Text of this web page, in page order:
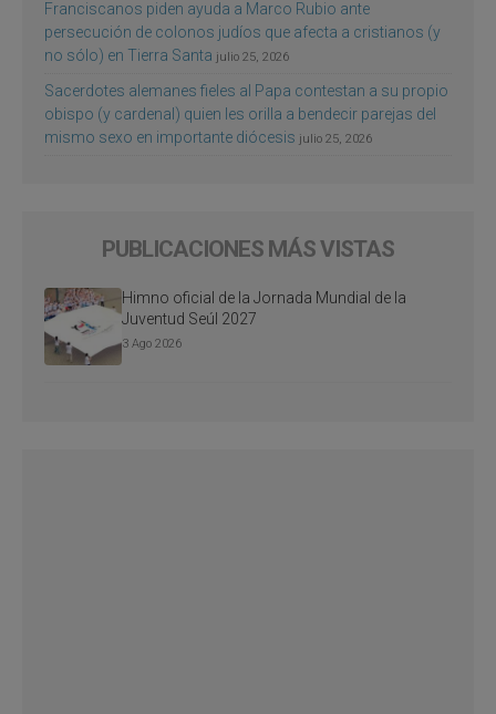
Franciscanos piden ayuda a Marco Rubio ante
persecución de colonos judíos que afecta a cristianos (y
no sólo) en Tierra Santa julio 25, 2026
Sacerdotes alemanes fieles al Papa contestan a su propio
obispo (y cardenal) quien les orilla a bendecir parejas del
mismo sexo en importante diócesis julio 25, 2026
PUBLICACIONES MÁS VISTAS
Himno oficial de la Jornada Mundial de la
Juventud Seúl 2027
3 Ago 2026